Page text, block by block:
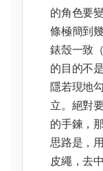
的角色要
條極簡到
錶殼一致
的目的不
隱若現地
立。絕對
的手鍊，
思路是，
皮繩，去